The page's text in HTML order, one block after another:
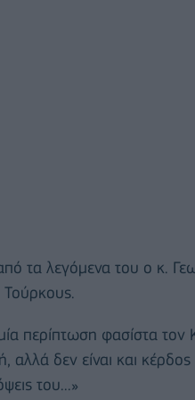
τα λεγόμενα του ο κ.
Τούρκους.
περίπτωση φασίστα
δεν είναι και
του...»